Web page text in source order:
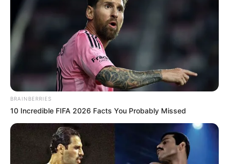
Quermania folgen: Impressum & Kontakt
Smartphone Startseite
BRAINBERRIES
10 Incredible FIFA 2026 Facts You Probably Missed